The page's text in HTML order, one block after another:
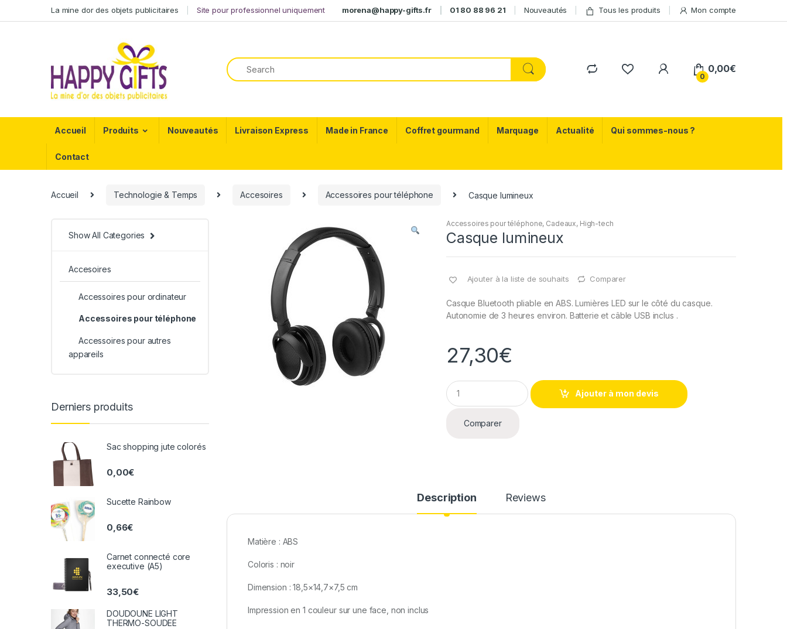
La mine dor des objets publicitaires Site pour professionnel uniquement morena@happy-gifts.fr 01 80 88 96 21 Nouveautés Tous les produits Mon compte
0
0,00€
Accueil Produits Nouveautés Livraison Express Made in France Coffret gourmand Marquage Actualité Qui sommes-nous ?
Contact
Accueil Technologie & Temps Accesoires Accessoires pour téléphone Casque lumineux
Accessoires pour téléphone, Cadeaux, High-tech
Casque lumineux
Ajouter à la liste de souhaits Comparer
Casque Bluetooth pliable en ABS. Lumières LED sur le côté du casque.
Autonomie de 3 heures environ. Batterie et câble USB inclus .
27,30€
Q
u
a
Ajouter à mon devis
Comparer
Description Reviews
Matière : ABS
Coloris : noir
Dimension :18,5×14,7×7,5 cm
Impression en 1 couleur sur une face, non inclus
Show All Categories
Accesoires
Accessoires pour ordinateur
Accessoires pour téléphone
Accessoires pour autres
appareils
Derniers produits
Sac shopping jute colorés
0,00€
Sucette Rainbow
0,66€
Carnet connecté core
executive (A5)
33,50€
DOUDOUNE LIGHT
THERMO-SOUDEE